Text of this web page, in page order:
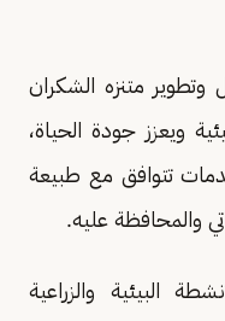
وتطوير متنزه الشكران
ويعزز جودة الحياة،
تتوافق مع طبيعة
والمحافظة عليه.
البيئية والزراعية